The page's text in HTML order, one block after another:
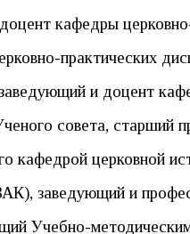
кафедры
практических
и доцент
совета, старший
кафедрой церковной
заведующий и
Учебно-